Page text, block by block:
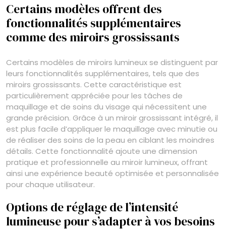
Certains modèles offrent des
fonctionnalités supplémentaires
comme des miroirs grossissants
Certains modèles de miroirs lumineux se distinguent par
leurs fonctionnalités supplémentaires, tels que des
miroirs grossissants. Cette caractéristique est
particulièrement appréciée pour les tâches de
maquillage et de soins du visage qui nécessitent une
grande précision. Grâce à un miroir grossissant intégré, il
est plus facile d’appliquer le maquillage avec minutie ou
de réaliser des soins de la peau en ciblant les moindres
détails. Cette fonctionnalité ajoute une dimension
pratique et professionnelle au miroir lumineux, offrant
ainsi une expérience beauté optimisée et personnalisée
pour chaque utilisateur.
Options de réglage de l’intensité
lumineuse pour s’adapter à vos besoins